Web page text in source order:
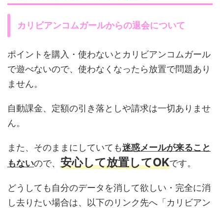
カリビアンコムガールからの退会について
ポイントを購入・使わないとカリビアンコムガール
で遊べないので、使わなくなったら放置で問題あり
ません。
自動課金、定額の引き落としや請求は一切ありませ
ん。
また、そのままにしていても迷惑メールが来ること
もないので、 安心して放置してOKです。
どうしても自分のデータを消して欲しい・完全に消
し去りたい場合は、以下のリンク先へ「カリビアン